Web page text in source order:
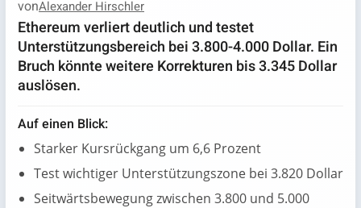
vonAlexander Hirschler
Ethereum verliert deutlich und testet
Unterstützungsbereich bei 3.800-4.000 Dollar. Ein
Bruch könnte weitere Korrekturen bis 3.345 Dollar
auslösen.
Auf einen Blick:
Starker Kursrückgang um 6,6 Prozent
Test wichtiger Unterstützungszone bei 3.820 Dollar
Seitwärtsbewegung zwischen 3.800 und 5.000